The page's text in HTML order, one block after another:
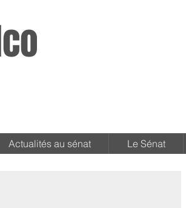
Actualités au sénat Le Sénat